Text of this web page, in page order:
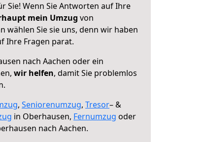
Sie! Wenn Sie Antworten auf Ihre
mein Umzug von
wählen Sie sie uns, denn wir haben
Ihre Fragen parat.
nach Aachen oder ein
wir helfen, damit Sie problemlos
, Seniorenumzug, Tresor– &
in Oberhausen, Fernumzug oder
nach Aachen.